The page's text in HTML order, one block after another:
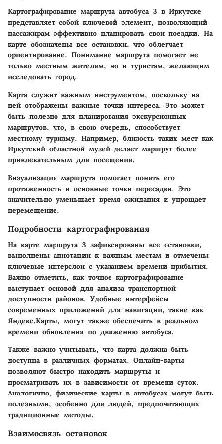
Картографирование маршрута автобуса 3 в Иркутске
представляет собой ключевой элемент, позволяющий
пассажирам эффективно планировать свои поездки. На
карте обозначены все остановки, что облегчает
ориентирование. Понимание маршрута помогает не
только местным жителям, но и туристам, желающим
исследовать город.
Карта служит важным инструментом, поскольку на
ней отображены важные точки интереса. Это может
быть полезно для планирования экскурсионных
маршрутов, что, в свою очередь, способствует
местному туризму. Например, близость таких мест как
Иркутский областной музей делает маршрут более
привлекательным для посещения.
Визуализация маршрута помогает понять его
протяженность и основные точки пересадки. Это
значительно уменьшает время ожидания и упрощает
перемещение.
Подробности картографирования
На карте маршрута 3 зафиксированы все остановки,
выполнены аннотации к важным местам и отмечены
ключевые интерслои с указанием времени прибытия.
Важно отметить, как точное картографирование
выступает основой для анализа транспортной
доступности районов. Удобные интерфейсы
современных приложений для навигации, такие как
Яндекс.Карты, могут также обеспечить в реальном
времени обновления по движению автобуса.
Также важно учитывать, что карта должна быть
доступна в различных форматах. Онлайн-карты
позволяют быстро находить маршруты и
просматривать их в зависимости от времени суток.
Аналогично, физические карты в автобусах могут быть
полезными, особенно для людей, предпочитающих
традиционные методы.
Взаимосвязь остановок